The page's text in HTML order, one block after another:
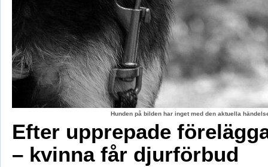
Hunden på bilden har inget med den aktuella
Efter upprepade
– kvinna får djurförbud